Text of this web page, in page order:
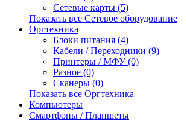
Сетевые карты (5)
Показать все Сетевое оборудование
Оргтехника
Блоки питания (4)
Кабели / Переходники (9)
Принтеры / МФУ (0)
Разное (0)
Сканеры (0)
Показать все Оргтехника
Компьютеры
Смартфоны / Планшеты